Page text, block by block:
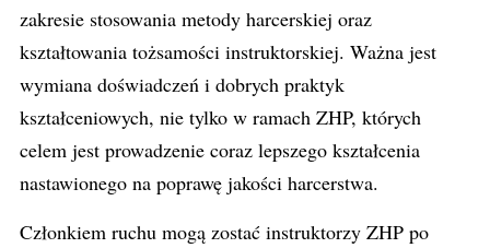
zakresie stosowania metody harcerskiej oraz
kształtowania tożsamości instruktorskiej. Ważna jest
wymiana doświadczeń i dobrych praktyk
kształceniowych, nie tylko w ramach ZHP, których
celem jest prowadzenie coraz lepszego kształcenia
nastawionego na poprawę jakości harcerstwa.
Członkiem ruchu mogą zostać instruktorzy ZHP po